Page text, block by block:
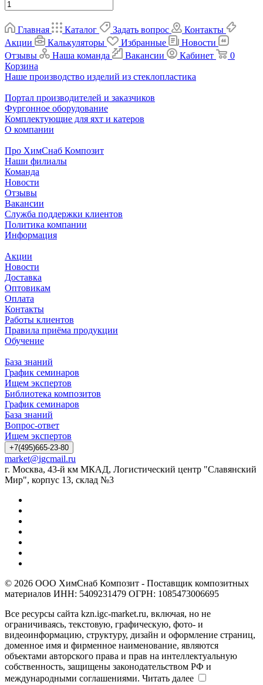
Главная Каталог Задать вопрос
Контакты
Акции
Калькуляторы Избранные
Новости
Отзывы
Наша команда Вакансии Кабинет
0
Корзина
Наше производство изделий из стеклопластика
Портал производителей и заказчиков
Фургонное оборудование
Комплектующие для яхт и катеров
О компании
Про ХимСнаб Композит
Наши филиалы
Команда
Новости
Отзывы
Вакансии
Служба поддержки клиентов
Политика компании
Информация
Акции
Новости
Доставка
Оптовикам
Оплата
Контакты
Работы клиентов
Правила приёма продукции
Обучение
База знаний
График семинаров
Ищем экспертов
Библиотека композитов
График семинаров
База знаний
Вопрос-ответ
Ищем экспертов
+7(495)665-23-80
market@igcmail.ru
г. Москва, 43-й км МКАД, Логистический центр "Славянский
Мир", корпус 13, склад №3
© 2026 ООО ХимСнаб Композит - Поставщик композитных
материалов ИНН: 5409231479 ОГРН: 1085473006695
Все ресурсы сайта kzn.igc-market.ru, включая, но не
ограничиваясь, текстовую, графическую, фото- и
видеоинформацию, структуру, дизайн и оформление страниц,
доменное имя и фирменное наименование, являются
объектами авторского права и прав на интеллектуальную
собственность, защищены законодательством РФ и
международными соглашениями. Читать далее